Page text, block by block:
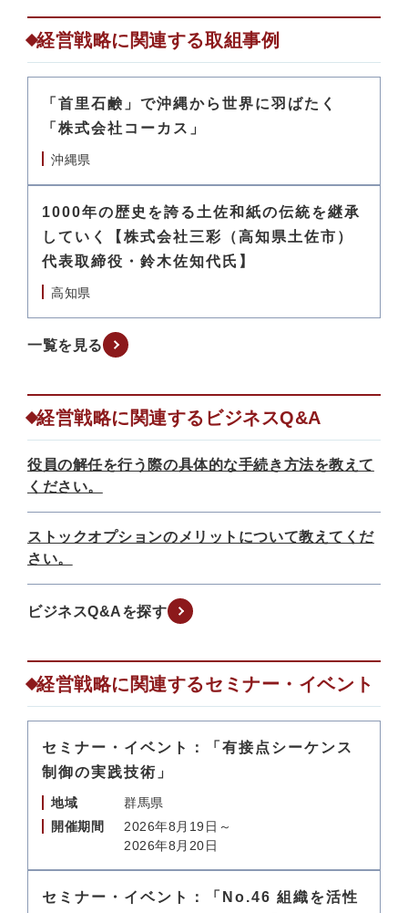
経営戦略に関連する取組事例
「首里石鹸」で沖縄から世界に羽ばたく
「株式会社コーカス」
沖縄県
1000年の歴史を誇る土佐和紙の伝統を継承
していく【株式会社三彩（高知県土佐市）
代表取締役・鈴木佐知代氏】
高知県
一覧を見る
経営戦略に関連するビジネスQ&A
役員の解任を行う際の具体的な手続き方法を教えて
ください。
ストックオプションのメリットについて教えてくだ
さい。
ビジネスQ&Aを探す
経営戦略に関連するセミナー・イベント
セミナー・イベント：「有接点シーケンス
制御の実践技術」
地域
群馬県
開催期間
2026年8月19日～
2026年8月20日
セミナー・イベント：「No.46 組織を活性